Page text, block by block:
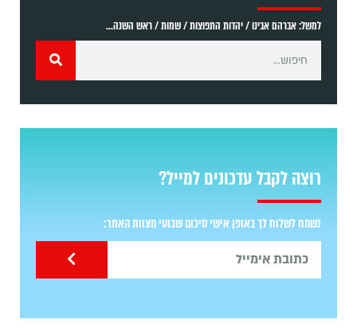
למשל: אברהם אבינו / יהדות התפוצות / שמות / ראש השנה...
רוצה לקבל עדכונים למייל?
נשמח לשלוח לך באופן אישי סיכום שבועי מצוות האתר: